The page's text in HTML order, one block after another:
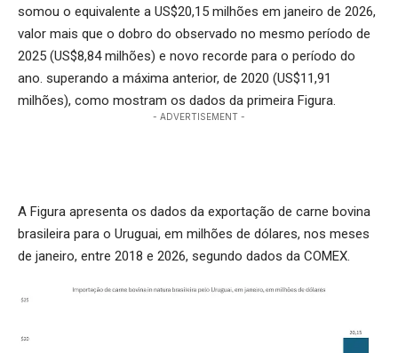
somou o equivalente a US$20,15 milhões em janeiro de 2026,
valor mais que o dobro do observado no mesmo período de
2025 (US$8,84 milhões) e novo recorde para o período do
ano. superando a máxima anterior, de 2020 (US$11,91
milhões), como mostram os dados da primeira Figura.
- ADVERTISEMENT -
A Figura apresenta os dados da exportação de carne bovina
brasileira para o Uruguai, em milhões de dólares, nos meses
de janeiro, entre 2018 e 2026, segundo dados da COMEX.